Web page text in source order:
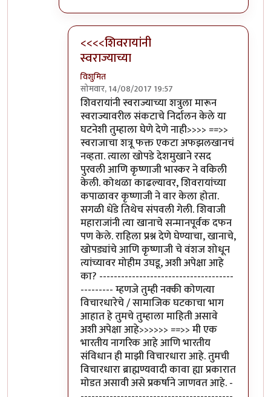
<<<<शिवरायांनी
स्वराज्याच्या
विशुमित
सोमवार, 14/08/2017 19:57
In reply to२) घटना वास्तववादी असो नसो
शिवरायांनी स्वराज्याच्या शत्रुला मारून
स्वराज्यावरील संकटाचे निर्दालन केले या
घटनेशी तुम्हाला घेणे देणे नाही>>>> ==>>
स्वराजाचा शत्रू फक्त एकटा अफझलखानचं
नव्हता. त्याला खोपडे देशमुखाने रसद
पुरवली आणि कृष्णाजी भास्कर ने वकिली
केली. कोथळा काढल्यावर, शिवरायांच्या
कपाळावर कृष्णाजी ने वार केला होता.
सगळी धेंडे तिथेच संपवली गेली. शिवाजी
महाराजांनी त्या खानाचे सन्मानपूर्वक दफन
पण केले. राहिला प्रश्न देणे घेण्याचा, खानाचे,
खोपड्यांचे आणि कृष्णाजी चे वंशज शोधून
त्यांच्यावर मोहीम उघडू, अशी अपेक्षा आहे
का? -------------------------------------
--------- म्हणजे तुम्ही नक्की कोणत्या
विचारधारेचे / सामाजिक घटकाचा भाग
आहात हे तुमचे तुम्हाला माहिती असावे
अशी अपेक्षा आहे>>>>>> ==>> मी एक
भारतीय नागरिक आहे आणि भारतीय
संविधान ही माझी विचारधारा आहे. तुमची
विचारधारा ब्राह्मण्यवादी कावा ह्या प्रकारात
मोडत असावी असे प्रकर्षाने जाणवत आहे. -